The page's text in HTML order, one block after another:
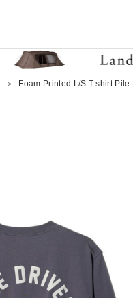
＞ Foam Printed L/S T shirt Pile